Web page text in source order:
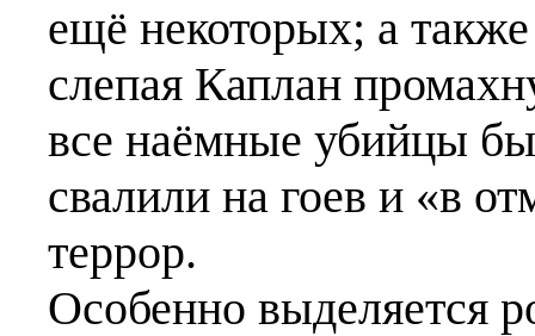
ещё некоторых; а
слепая Каплан
все наёмные убийцы
свалили на гоев и «в
террор.
Особенно выделяется